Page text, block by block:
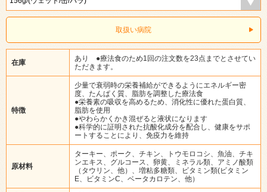
取扱い病院
在庫
あり ●療法食のため1回の注文数を23点までとさせてい
ただきます。
特徴
少量で衰弱時の栄養補給ができるようにエネルギー密
度、たんぱく質、脂肪を調整した療法食
●栄養素の吸収を高めるため、消化性に優れた蛋白質、
脂肪を使用
●やわらかくかき混ぜると液状になります
●科学的に証明された抗酸化成分を配合し、健康をサポ
ートすることにより、免疫力を維持
原材料
ターキー、ポーク、チキン、トウモロコシ、魚油、チキ
ンエキス、グルコース、卵黄、ミネラル類、アミノ酸類
（タウリン、他）、増粘多糖類、ビタミン類(ビタミン
E、ビタミンC、ベータカロテン、他）